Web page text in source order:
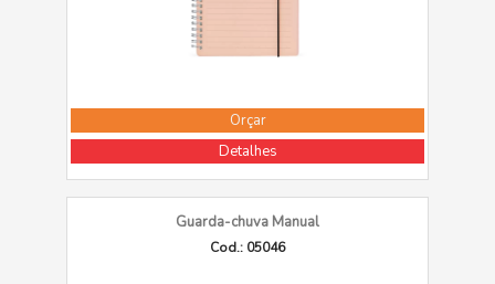
Orçar
Detalhes
Guarda-chuva Manual
Cod.: 05046